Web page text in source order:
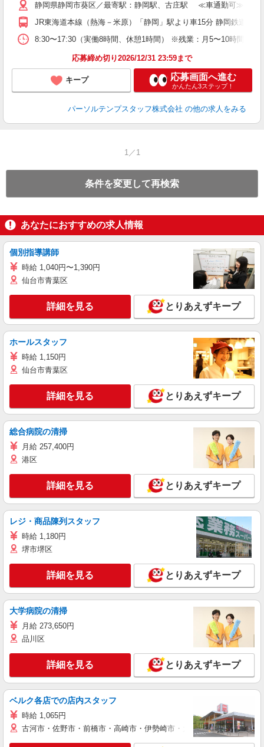
静岡県静岡市葵区／最寄駅：静岡駅、古庄駅 ≪車通勤可≫ ●無
JR東海道本線（熱海－米原）「静岡」駅より車15分 静岡鉄道静
8:30〜17:30（実働8時間、休憩1時間） ※残業：月5〜10時間程
応募締め切り2026/12/31 23:59まで
キープ 応募画面へ進む
かんたん3ステップ！
パーソルテンプスタッフ株式会社 の他の求人をみる
1／1
条件を変更して再検索
あなたにおすすめの求人情報
個別指導講師
時給 1,040円〜1,390円
仙台市青葉区
詳細を見る とりあえずキープ
ホールスタッフ
時給 1,150円
仙台市青葉区
詳細を見る とりあえずキープ
総合病院の清掃
月給 257,400円
港区
詳細を見る とりあえずキープ
レジ・商品陳列スタッフ
時給 1,180円
堺市堺区
詳細を見る とりあえずキープ
大学病院の清掃
月給 273,650円
品川区
詳細を見る とりあえずキープ
ベルク各店での店内スタッフ
時給 1,065円
古河市・佐野市・前橋市・高崎市・伊勢崎市・太田市・館林市・藤